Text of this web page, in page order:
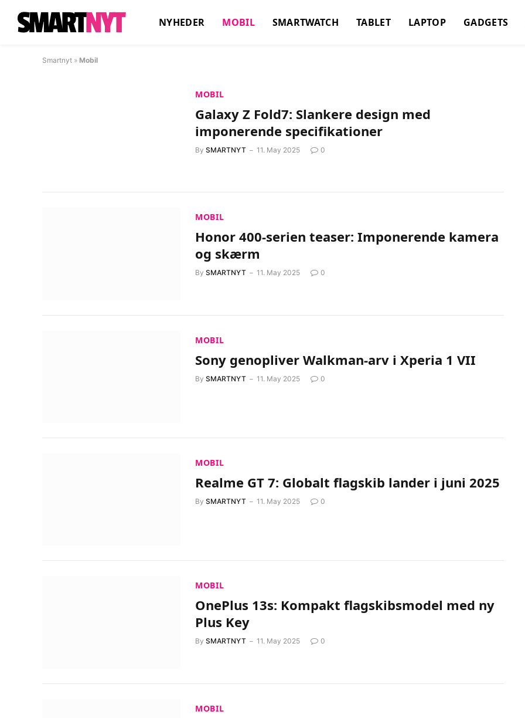
NYHEDER MOBIL SMARTWATCH TABLET LAPTOP GADGETS
Smartnyt » Mobil
MOBIL
Galaxy Z Fold7: Slankere design med
imponerende specifikationer
By SMARTNYT 11. May 2025 0
MOBIL
Honor 400-serien teaser: Imponerende kamera
og skærm
By SMARTNYT 11. May 2025 0
MOBIL
Sony genopliver Walkman-arv i Xperia 1 VII
By SMARTNYT 11. May 2025 0
MOBIL
Realme GT 7: Globalt flagskib lander i juni 2025
By SMARTNYT 11. May 2025 0
MOBIL
OnePlus 13s: Kompakt flagskibsmodel med ny
Plus Key
By SMARTNYT 11. May 2025 0
MOBIL